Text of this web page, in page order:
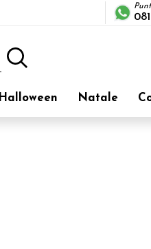
Halloween Natale